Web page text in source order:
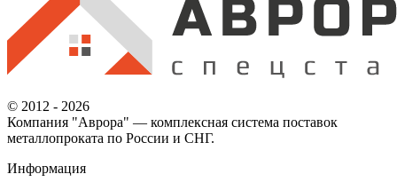
© 2012 - 2026
Компания "Аврора" — комплексная система поставок
металлопроката по России и СНГ.
Информация